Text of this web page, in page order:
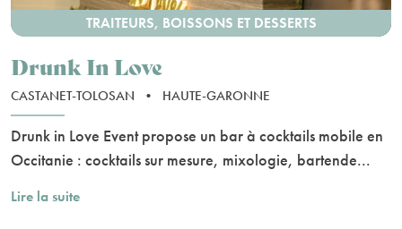
TRAITEURS, BOISSONS ET DESSERTS
Drunk In Love
CASTANET-TOLOSAN • HAUTE-GARONNE
Drunk in Love Event propose un bar à cocktails mobile en
Occitanie : cocktails sur mesure, mixologie, bartende...
Lire la suite